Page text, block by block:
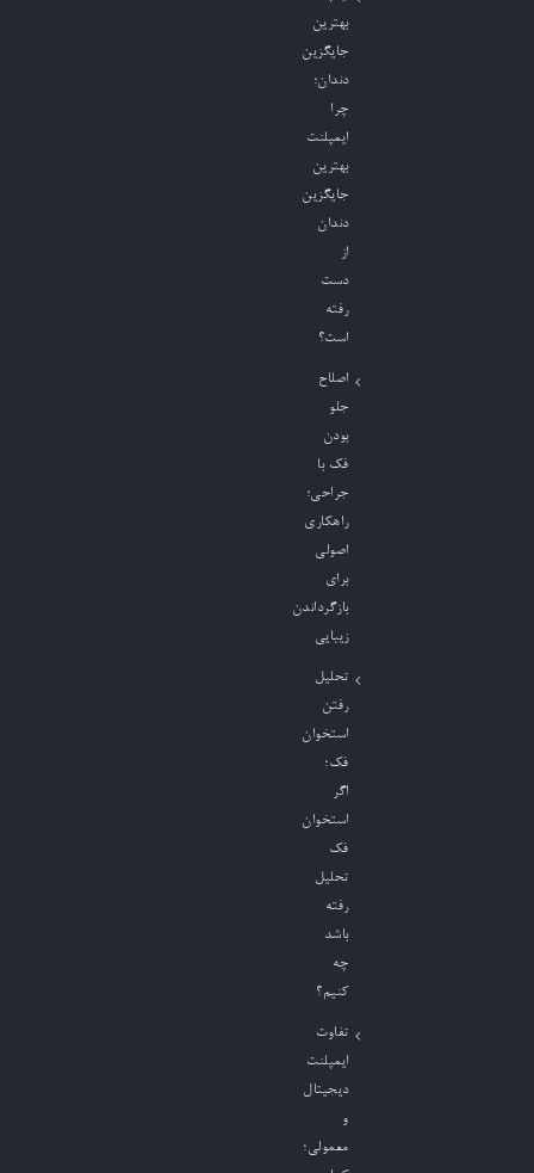
بهترین
جایگزین
دندان؛
چرا
ایمپلنت
بهترین
جایگزین
دندان
از
دست
رفته
است؟
اصلاح
جلو
بودن
فک با
جراحی؛
راهکاری
اصولی
برای
بازگرداندن
زیبایی
تحلیل
رفتن
استخوان
فک؛
اگر
استخوان
فک
تحلیل
رفته
باشد
چه
کنیم؟
تفاوت
ایمپلنت
دیجیتال
و
معمولی؛